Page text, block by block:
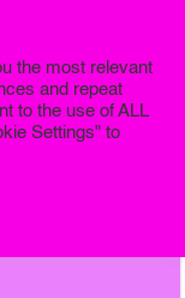
the most relevant
and repeat
to the use of ALL
Settings" to